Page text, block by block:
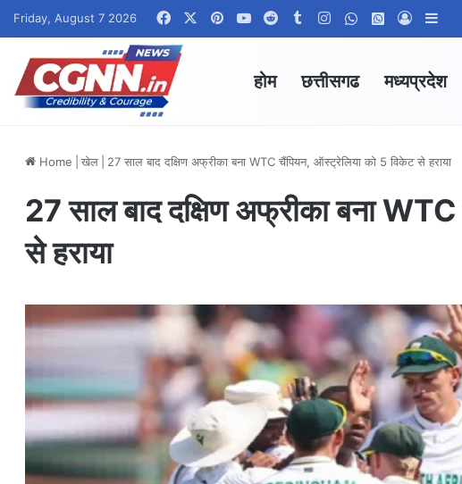
Friday, August 7 2026 FacebookPinterestYouTubeRedditTumblrInstagramWhatsApp
WhatsApp
Log In
होम छत्तीसगढ मध्यप्रदेश
Home खेल 27 साल बाद दक्षिण अफ्रीका बना WTC चैंपियन, ऑस्ट्रेलिया को 5 विकेट से हराया
27 साल बाद दक्षिण अफ्रीका बना
से हराया